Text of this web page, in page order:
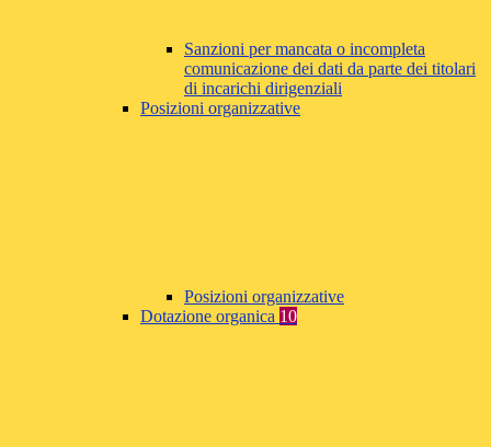
Sanzioni per mancata o incompleta
comunicazione dei dati da parte dei titolari
di incarichi dirigenziali
Posizioni organizzative
Posizioni organizzative
Dotazione organica 10